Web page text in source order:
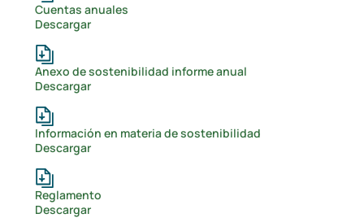
Cuentas anuales
Descargar
Anexo de sostenibilidad informe anual
Descargar
Información en materia de sostenibilidad
Descargar
Reglamento
Descargar